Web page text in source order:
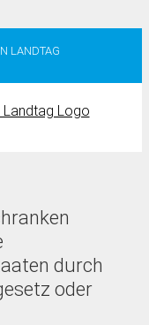
LANDTAG
durch
oder